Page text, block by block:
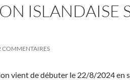
ISLANDAISE
COMMENTAIRES
vient de débuter le 22/8/2024 en